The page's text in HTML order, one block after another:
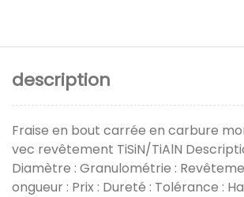
description
Fraise en bout carrée en carbure
vec revêtement TiSiN/TiAlN
Diamètre : Granulométrie :
ongueur : Prix : Dureté : Tolérance :